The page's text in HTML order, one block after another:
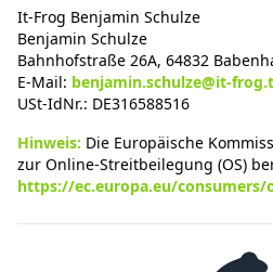
It-Frog Benjamin Schulze
Benjamin Schulze
Bahnhofstraße 26A, 64832
E-Mail: benjamin.schulze@it-
USt-IdNr.: DE316588516
Hinweis: Die Europäische
zur Online-Streitbeilegung (OS)
https://ec.europa.eu/consumers/